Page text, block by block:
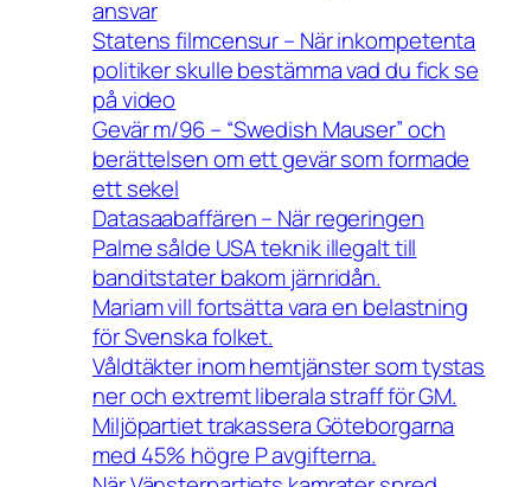
ansvar
Statens filmcensur – När inkompetenta
politiker skulle bestämma vad du fick se
på video
Gevär m/96 – “Swedish Mauser” och
berättelsen om ett gevär som formade
ett sekel
Datasaabaffären – När regeringen
Palme sålde USA teknik illegalt till
banditstater bakom järnridån.
Mariam vill fortsätta vara en belastning
för Svenska folket.
Våldtäkter inom hemtjänster som tystas
ner och extremt liberala straff för GM.
Miljöpartiet trakassera Göteborgarna
med 45% högre P avgifterna.